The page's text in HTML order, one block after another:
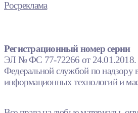
Росреклама
Регистрационный номер серии
ЭЛ № ФС 77-72266 от 24.01.2018.
Федеральной службой по надзору
информационных технологий и